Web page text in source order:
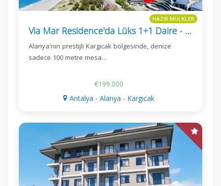
HAZIR MÜLKLER
Via Mar Residence'da Lüks 1+1 Daire - Denize Sadece 100 Metre
Alanya'nın prestijli Kargıcak bölgesinde, denize
sadece 100 metre mesa…
€199.000
Antalya - Alanya - Kargıcak